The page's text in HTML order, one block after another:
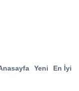
Yeni En İyi